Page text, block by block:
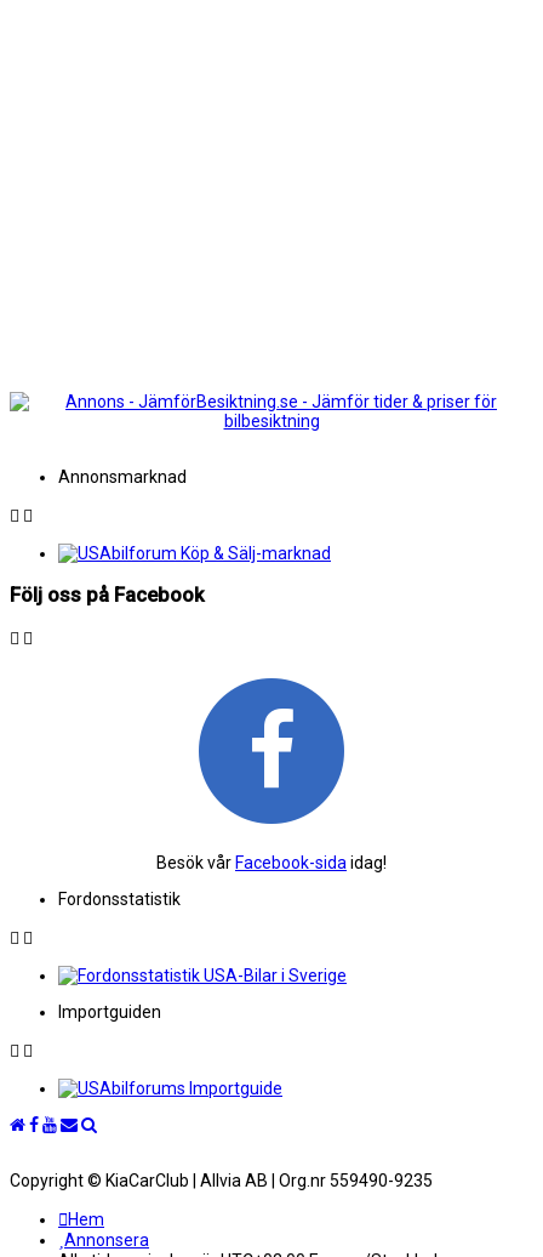
Annonsmarknad
Följ oss på Facebook
Besök vår Facebook-sida idag!
Fordonsstatistik
Importguiden
Copyright © KiaCarClub | Allvia AB | Org.nr 559490-9235
Hem
Annonsera